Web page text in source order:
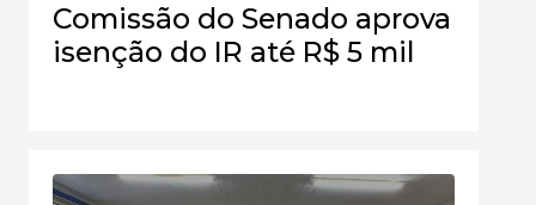
Comissão do Senado aprova
isenção do IR até R$ 5 mil